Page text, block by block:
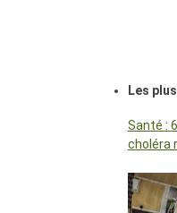
Les
Santé :
choléra